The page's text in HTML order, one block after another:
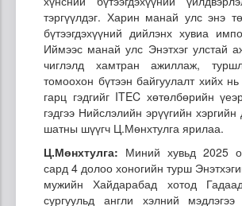
тэргүүлдэг. Харин манай улс энэ
бүтээгдэхүүний дийлэнх хувиа
Иймээс манай улс Энэтхэг улстай
чиглэлд хамтран ажиллаж,
томоохон бүтээн байгуулалт хийх
гарц гэдгийг ITEC хөтөлбөрийн
гэдгээ Нийслэлийн эрүүгийн
шатны шүүгч Ц.Мөнхтулга ярилаа.
Ц.Мөнхтулга: Миний хувьд 2025
сард 4 долоо хоногийн турш
мужийн Хайдарабад хотод
сургуульд англи хэлний мэдлэгээ